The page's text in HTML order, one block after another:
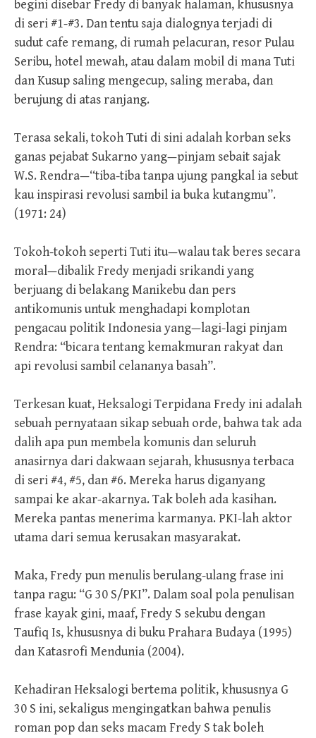
begini disebar Fredy di banyak halaman, khususnya
di seri #1-#3. Dan tentu saja dialognya terjadi di
sudut cafe remang, di rumah pelacuran, resor Pulau
Seribu, hotel mewah, atau dalam mobil di mana Tuti
dan Kusup saling mengecup, saling meraba, dan
berujung di atas ranjang.
Terasa sekali, tokoh Tuti di sini adalah korban seks
ganas pejabat Sukarno yang—pinjam sebait sajak
W.S. Rendra—“tiba-tiba tanpa ujung pangkal ia sebut
kau inspirasi revolusi sambil ia buka kutangmu”.
(1971: 24)
Tokoh-tokoh seperti Tuti itu—walau tak beres secara
moral—dibalik Fredy menjadi srikandi yang
berjuang di belakang Manikebu dan pers
antikomunis untuk menghadapi komplotan
pengacau politik Indonesia yang—lagi-lagi pinjam
Rendra: “bicara tentang kemakmuran rakyat dan
api revolusi sambil celananya basah”.
Terkesan kuat, Heksalogi Terpidana Fredy ini adalah
sebuah pernyataan sikap sebuah orde, bahwa tak ada
dalih apa pun membela komunis dan seluruh
anasirnya dari dakwaan sejarah, khususnya terbaca
di seri #4, #5, dan #6. Mereka harus diganyang
sampai ke akar-akarnya. Tak boleh ada kasihan.
Mereka pantas menerima karmanya. PKI-lah aktor
utama dari semua kerusakan masyarakat.
Maka, Fredy pun menulis berulang-ulang frase ini
tanpa ragu: “G 30 S/PKI”. Dalam soal pola penulisan
frase kayak gini, maaf, Fredy S sekubu dengan
Taufiq Is, khususnya di buku Prahara Budaya (1995)
dan Katasrofi Mendunia (2004).
Kehadiran Heksalogi bertema politik, khususnya G
30 S ini, sekaligus mengingatkan bahwa penulis
roman pop dan seks macam Fredy S tak boleh